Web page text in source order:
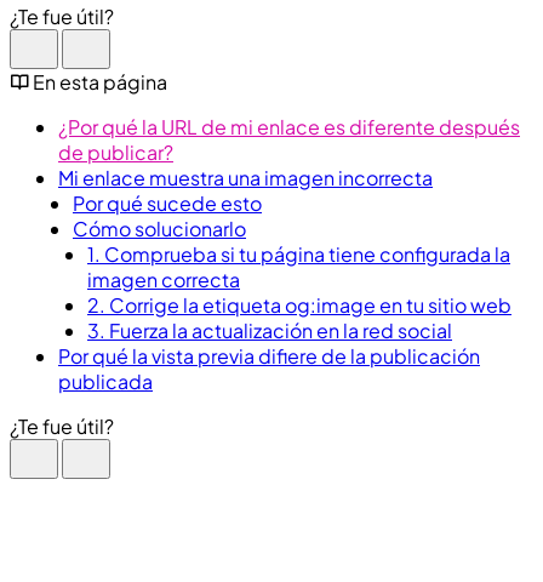
¿Te fue útil?
En esta página
¿Por qué la URL de mi enlace es diferente después
de publicar?
Mi enlace muestra una imagen incorrecta
Por qué sucede esto
Cómo solucionarlo
1. Comprueba si tu página tiene configurada la
imagen correcta
2. Corrige la etiqueta og:image en tu sitio web
3. Fuerza la actualización en la red social
Por qué la vista previa difiere de la publicación
publicada
¿Te fue útil?